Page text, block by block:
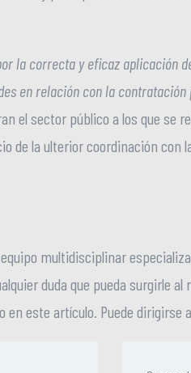
la correcta y eficaz aplicación
en relación con la contratación
el sector público a los que se
de la ulterior coordinación con
multidisciplinar
duda que pueda surgirle
en este artículo. Puede dirigirse